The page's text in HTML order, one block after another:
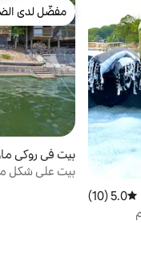
متوسط التقييم 5.0 من 5، 10 مراجعات
5.0 (10)
مفضّل لدى
مفضّل لدى
بيت في روكي
بيت على شكل